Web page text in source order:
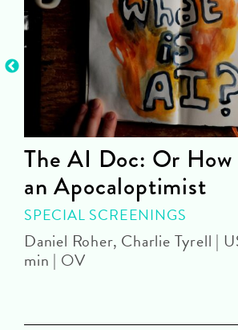
The AI Doc: Or How
an Apocaloptimist
SPECIAL SCREENINGS
Daniel Roher, Charlie Tyrell |
min | OV